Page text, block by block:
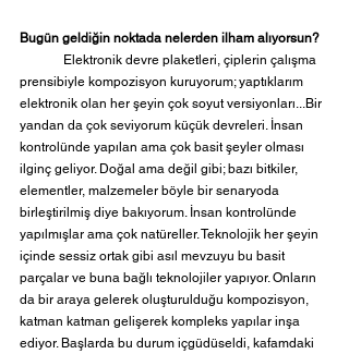
Bugün geldiğin noktada nelerden ilham alıyorsun?
prensibiyle kompozisyon kuruyorum; yaptıklarım
elektronik olan her şeyin çok soyut versiyonları...Bir
yandan da çok seviyorum küçük devreleri. İnsan
kontrolünde yapılan ama çok basit şeyler olması
ilginç geliyor. Doğal ama değil gibi; bazı bitkiler,
elementler, malzemeler böyle bir senaryoda
birleştirilmiş diye bakıyorum. İnsan kontrolünde
yapılmışlar ama çok natüreller. Teknolojik her şeyin
içinde sessiz ortak gibi asıl mevzuyu bu basit
parçalar ve buna bağlı teknolojiler yapıyor. Onların
da bir araya gelerek oluşturulduğu kompozisyon,
katman katman gelişerek kompleks yapılar inşa
ediyor. Başlarda bu durum içgüdüseldi, kafamdaki